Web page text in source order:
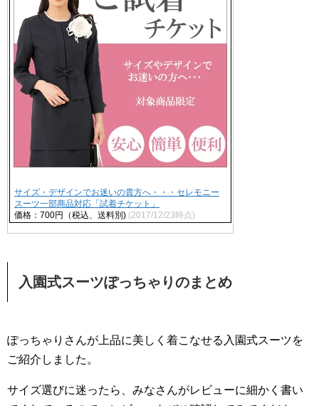
サイズ・デザインでお迷いの貴方へ・・・セレモニー
スーツ一部商品対応「試着チケット」
価格：700円（税込、送料別) (2017/12/23時点)
入園式スーツぽっちゃりのまとめ
ぽっちゃりさんが上品に美しく着こなせる入園式スーツを
ご紹介しました。
サイズ選びに迷ったら、みなさんがレビューに細かく書い